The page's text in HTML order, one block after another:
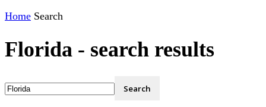
Home Search
Florida - search results